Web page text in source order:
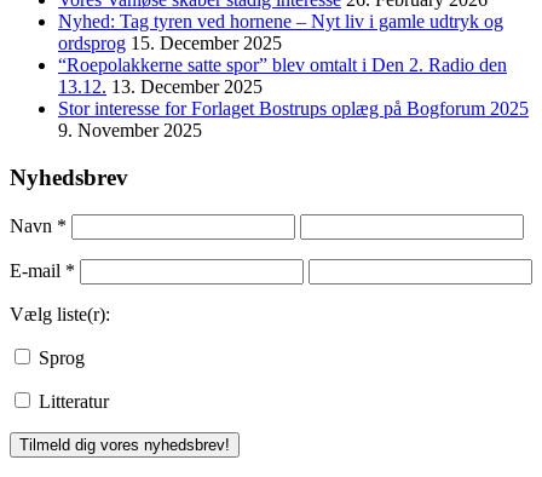
Nyhed: Tag tyren ved hornene – Nyt liv i gamle udtryk og
ordsprog 15. December 2025
“Roepolakkerne satte spor” blev omtalt i Den 2. Radio den
13.12. 13. December 2025
Stor interesse for Forlaget Bostrups oplæg på Bogforum 2025
9. November 2025
Nyhedsbrev
Navn *
E-mail *
Vælg liste(r):
Sprog
Litteratur